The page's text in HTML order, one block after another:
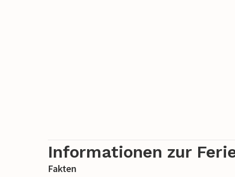
Informationen zur
Fakten